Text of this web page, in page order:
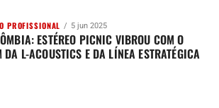
PROFISSIONAL 5 jun 2025
ESTÉREO PICNIC VIBROU COM O
DA L-ACOUSTICS E DA LÍNEA ESTRATÉGICA